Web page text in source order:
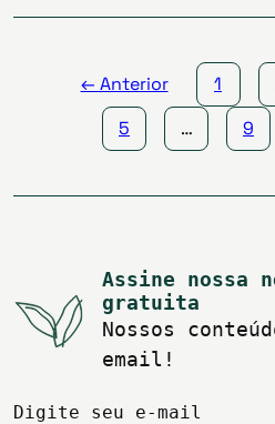
de
← Anterior 1
5
… 9
Assine nossa
gratuita
Nossos
email!
Digite seu e-mail